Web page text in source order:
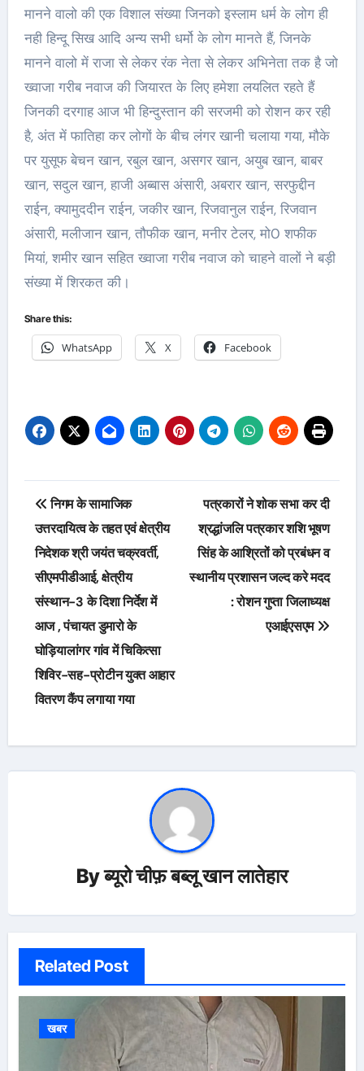
मानने वालो की एक विशाल संख्या जिनको इस्लाम धर्म के लोग ही
नही हिन्दू सिख आदि अन्य सभी धर्मो के लोग मानते हैं, जिनके
मानने वालो में राजा से लेकर रंक नेता से लेकर अभिनेता तक है जो
ख्वाजा गरीब नवाज की जियारत के लिए हमेशा लयलित रहते हैं
जिनकी दरगाह आज भी हिन्दुस्तान की सरजमी को रोशन कर रही
है, अंत में फातिहा कर लोगों के बीच लंगर खानी चलाया गया, मौके
पर युसूफ बेचन खान, रबुल खान, असगर खान, अयुब खान, बाबर
खान, सदुल खान, हाजी अब्बास अंसारी, अबरार खान, सरफुद्दीन
राईन, क्यामुददीन राईन, जकीर खान, रिजवानुल राईन, रिजवान
अंसारी, मलीजान खान, तौफीक खान, मनीर टेलर, मो0 शफीक
मियां, शमीर खान सहित ख्वाजा गरीब नवाज को चाहने वालों ने बड़ी
संख्या में शिरकत की।
Share this:
WhatsApp X Facebook
Post
navigation
निगम के सामाजिक
उत्तरदायित्व के तहत एवं क्षेत्रीय
निदेशक श्री जयंत चक्रवर्ती,
सीएमपीडीआई, क्षेत्रीय
संस्थान-3 के दिशा निर्देश में
आज , पंचायत डुमारो के
घोड़ियालांगर गांव में चिकित्सा
शिविर-सह-प्रोटीन युक्त आहार
वितरण कैंप लगाया गया
पत्रकारों ने शोक सभा कर दी
श्रद्धांजलि पत्रकार शशि भूषण
सिंह के आश्रितों को प्रबंधन व
स्थानीय प्रशासन जल्द करे मदद
: रोशन गुप्ता जिलाध्यक्ष
एआईएसएम
Byब्यूरो चीफ़ बब्लू खान लातेहार
Related Post
खबर